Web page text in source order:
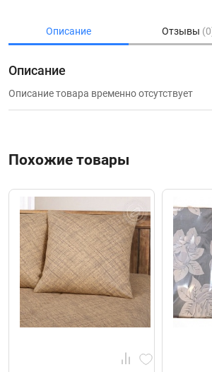
Описание Отзывы
Описание
Описание товара временно отсутствует
Похожие товары